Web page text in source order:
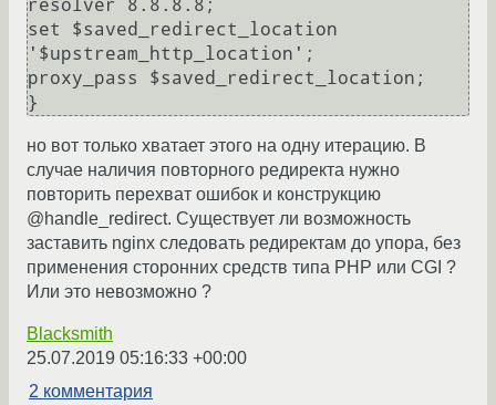
resolver 8.8.8.8;
set $saved_redirect_location
'$upstream_http_location';
proxy_pass $saved_redirect_location;
}
но вот только хватает этого на одну итерацию. В
случае наличия повторного редиректа нужно
повторить перехват ошибок и конструкцию
@handle_redirect. Существует ли возможность
заставить nginx следовать редиректам до упора, без
применения сторонних средств типа PHP или CGI ?
Или это невозможно ?
Blacksmith
25.07.2019 05:16:33 +00:00
2 комментария